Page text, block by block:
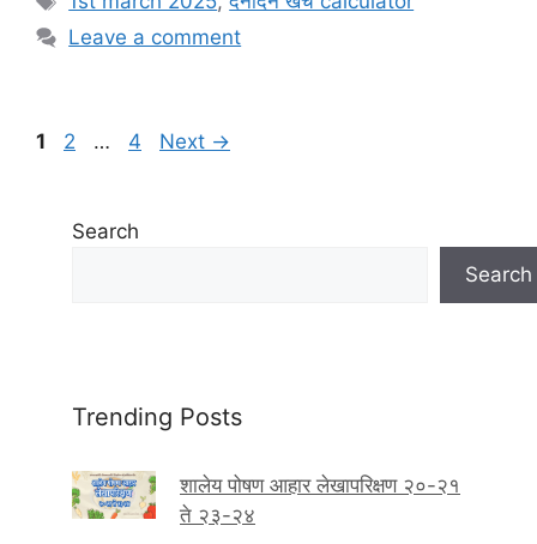
e
r
s
aLeave a comment
P
1
P
e
2 …
P
e
4 Next →
Search
Search
Trending Posts
शालेय पोषण आहार लेखापरिक्षण २०-२१
ते २३-२४